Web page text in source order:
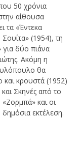
50 χρόνια
αίθουσα
τα «Έντεκα
(1954), τη
για δύο πιάνα
Ακόμη η
θα
και κρουστά (1952)
Σκηνές από το
και οι
εκτέλεση.